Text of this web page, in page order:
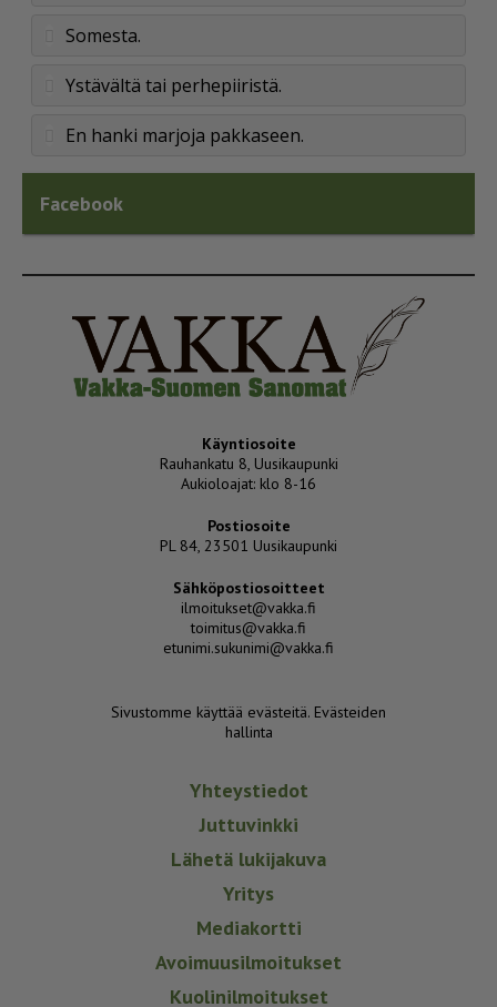
Somesta.
Ystävältä tai perhepiiristä.
En hanki marjoja pakkaseen.
Facebook
Käyntiosoite
Rauhankatu 8, Uusikaupunki
Aukioloajat: klo 8-16
Postiosoite
PL 84, 23501 Uusikaupunki
Sähköpostiosoitteet
ilmoitukset@vakka.fi
toimitus@vakka.fi
etunimi.sukunimi@vakka.fi
Sivustomme käyttää evästeitä. Evästeiden
hallinta
Yhteystiedot
Juttuvinkki
Lähetä lukijakuva
Yritys
Mediakortti
Avoimuusilmoitukset
Kuolinilmoitukset